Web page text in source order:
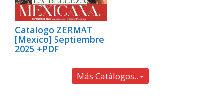
Catalogo ZERMAT
[Mexico] Septiembre
2025 +PDF
Más Catálogos..